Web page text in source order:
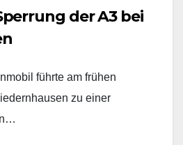
der A3 bei
führte am frühen
zu einer